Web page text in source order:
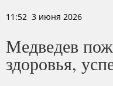
11:52 3 июня 2026
Медведев
здоровья,